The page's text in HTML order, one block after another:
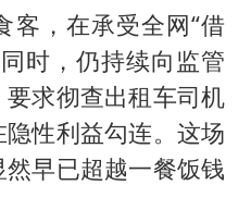
客，在承受全网“借
时，仍持续向监管
求彻查出租车司机
性利益勾连。这场
早已超越一餐饭钱